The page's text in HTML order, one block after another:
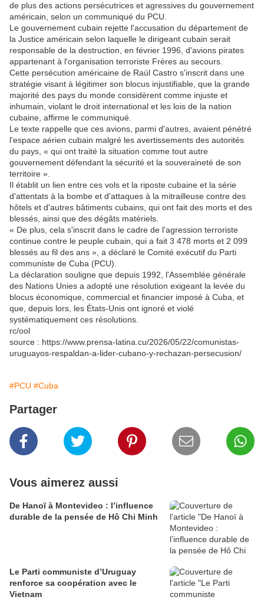
de plus des actions persécutrices et agressives du gouvernement
américain, selon un communiqué du PCU.
Le gouvernement cubain rejette l'accusation du département de
la Justice américain selon laquelle le dirigeant cubain serait
responsable de la destruction, en février 1996, d'avions pirates
appartenant à l'organisation terroriste Frères au secours.
Cette persécution américaine de Raúl Castro s'inscrit dans une
stratégie visant à légitimer son blocus injustifiable, que la grande
majorité des pays du monde considèrent comme injuste et
inhumain, violant le droit international et les lois de la nation
cubaine, affirme le communiqué.
Le texte rappelle que ces avions, parmi d'autres, avaient pénétré
l'espace aérien cubain malgré les avertissements des autorités
du pays, « qui ont traité la situation comme tout autre
gouvernement défendant la sécurité et la souveraineté de son
territoire ».
Il établit un lien entre ces vols et la riposte cubaine et la série
d'attentats à la bombe et d'attaques à la mitrailleuse contre des
hôtels et d'autres bâtiments cubains, qui ont fait des morts et des
blessés, ainsi que des dégâts matériels.
« De plus, cela s'inscrit dans le cadre de l'agression terroriste
continue contre le peuple cubain, qui a fait 3 478 morts et 2 099
blessés au fil des ans », a déclaré le Comité exécutif du Parti
communiste de Cuba (PCU).
La déclaration souligne que depuis 1992, l'Assemblée générale
des Nations Unies a adopté une résolution exigeant la levée du
blocus économique, commercial et financier imposé à Cuba, et
que, depuis lors, les États-Unis ont ignoré et violé
systématiquement ces résolutions.
rc/ool
source : https://www.prensa-latina.cu/2026/05/22/comunistas-
uruguayos-respaldan-a-lider-cubano-y-rechazan-persecusion/
#PCU #Cuba
Partager
Vous aimerez aussi
De Hanoï à Montevideo : l’influence
durable de la pensée de Hô Chi Minh
Le Parti communiste d’Uruguay
renforce sa coopération avec le
Vietnam